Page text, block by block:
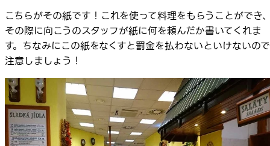
こちらがその紙です！これを使って料理をもらうことができ
その際に向こうのスタッフが紙に何を頼んだか書いてくれま
す。ちなみにこの紙をなくすと罰金を払わないといけないので
注意しましょう！